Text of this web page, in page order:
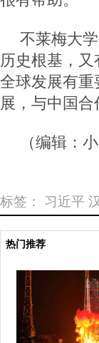
不莱梅大
历史根基，
全球发展有
展，与中国合
（编辑：小
标签： 习近平
热门推荐